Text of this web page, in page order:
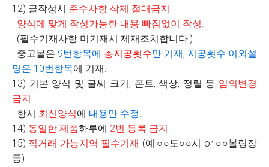
12) 글작성시 준수사항 삭제 절대금지.
양식에 맞게 작성가능한 내용 빠짐없이 작성.
(필수기재사항 미기재시 제재조치합니다.)
중고볼은 9번항목에 총지공횟수만 기재, 지공횟수 이외설
명은 10번항목에 기재.
13) 기본 양식 및 글씨 크기, 폰트, 색상, 정렬 등 임의변경
금지.
항시 최신양식에 내용만 수정.
14) 동일한 제품하루에 2번 등록 금지.
15) 직거래 가능지역 필수기재 (예:○○도○○시 or ○○볼링장
등)